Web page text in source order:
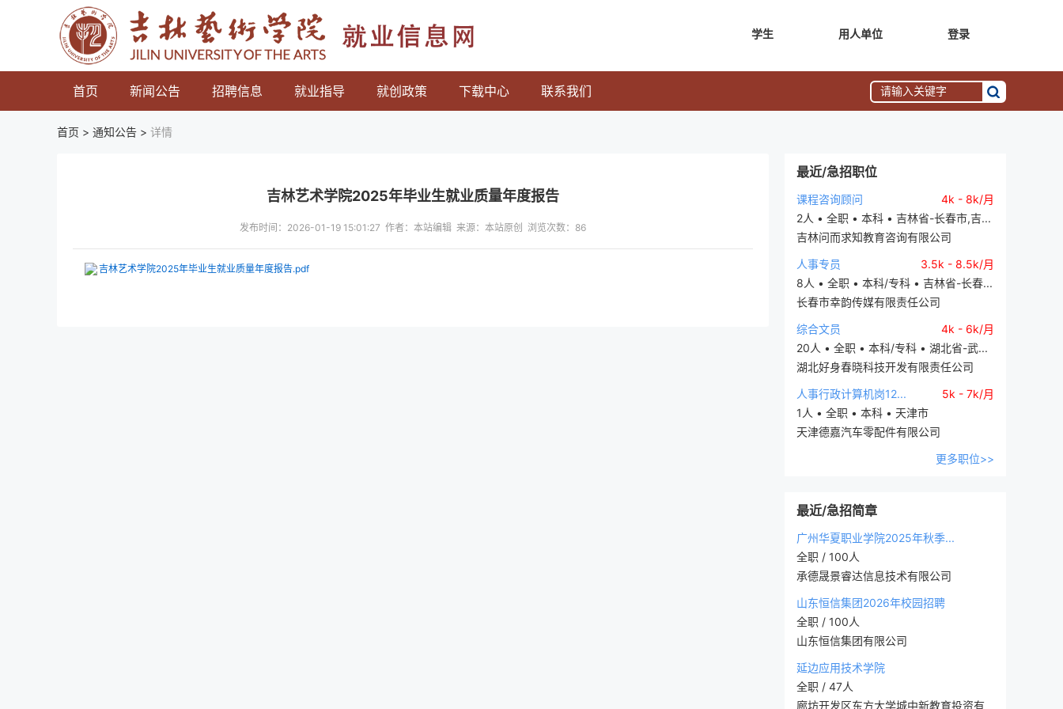
学生 用人单位 登录
首页 新闻公告 招聘信息 就业指导 就创政策 下载中心 联系我们
首页 > 通知公告 > 详情
最近/急招职位
课程咨询顾问
4k - 8k/月
2人 • 全职 • 本科 • 吉林省-长春市,吉...
吉林问而求知教育咨询有限公司
人事专员
3.5k - 8.5k/月
8人 • 全职 • 本科/专科 • 吉林省-长春...
长春市幸韵传媒有限责任公司
综合文员
4k - 6k/月
20人 • 全职 • 本科/专科 • 湖北省-武...
湖北好身春晓科技开发有限责任公司
人事行政计算机岗12...
5k - 7k/月
1人 • 全职 • 本科 • 天津市
天津德嘉汽车零配件有限公司
更多职位>>
最近/急招简章
广州华夏职业学院2025年秋季...
全职 / 100人
承德晟景睿达信息技术有限公司
山东恒信集团2026年校园招聘
全职 / 100人
山东恒信集团有限公司
延边应用技术学院
全职 / 47人
廊坊开发区东方大学城中新教育投资有
吉林艺术学院2025年毕业生就业质量年度报告
发布时间：2026-01-19 15:01:27 作者：本站编辑 来源：本站原创 浏览次数： 86
吉林艺术学院2025年毕业生就业质量年度报告.pdf